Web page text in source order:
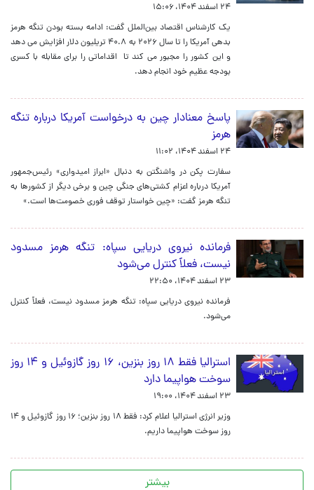
۲۴ اسفند ۱۴۰۴، ۱۵:۰۶
یک کارشناس اقتصاد بین‌الملل گفت: ادامه بسته بودن تنگه هرمز
بدهی آمریکا را تا سال ۲۰۲۶ به ۴۰.۸ تریلیون دلار افزایش می دهد
و این کشور را مجبور می کند تا اقداماتی را برای مقابله با کسری
بودجه عظیم خود انجام دهد.
پاسخ معنادار چین به درخواست آمریکا درباره تنگه
هرمز
۲۴ اسفند ۱۴۰۴، ۱۱:۰۲
سفارت پکن در واشنگتن به دنبال «ابراز امیدواری» رئیس‌جمهور
آمریکا درباره اعزام کشتی‌های جنگی چین و برخی دیگر از کشورها به
تنگه هرمز گفت: «چین خواستار توقف فوری خصومت‌ها است.»
فرمانده نیروی دریایی سپاه: تنگه هرمز مسدود
نیست، فعلاً کنترل می‌شود
۲۳ اسفند ۱۴۰۴، ۲۲:۵۰
فرمانده نیروی دریایی سپاه: تنگه هرمز مسدود نیست، فعلاً کنترل
می‌شود.
استرالیا فقط ۱۸ روز بنزین، ۱۶ روز گازوئیل و ۱۴ روز
سوخت هواپیما دارد
۲۳ اسفند ۱۴۰۴، ۱۹:۰۰
وزیر انرژی استرالیا اعلام کرد: فقط ۱۸ روز بنزین؛ ۱۶ روز گازوئیل و ۱۴
روز سوخت هواپیما داریم.
بیشتر